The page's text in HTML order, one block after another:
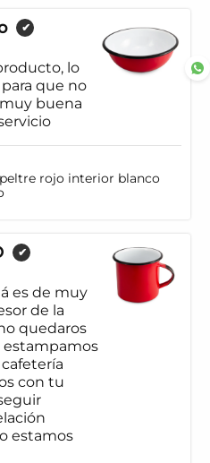
✔
lo
que no
buena
peltre rojo interior blanco
✔
es de muy
de la
quedaros
estampamos
con tu
estamos